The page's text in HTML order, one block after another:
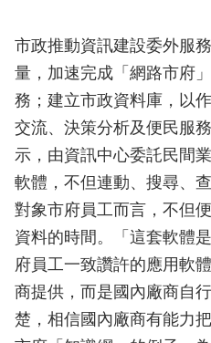
市政推動資訊建設委外服
量，加速完成「網路市府
務；建立市政資料庫，以
交流、決策分析及便民服
示，由資訊中心委託民間
軟體，不但連動、搜尋、
對象市府員工而言，不但
資料的時間。「這套軟體
府員工一致讚許的應用軟
商提供，而是國內廠商自
楚，相信國內廠商有能力